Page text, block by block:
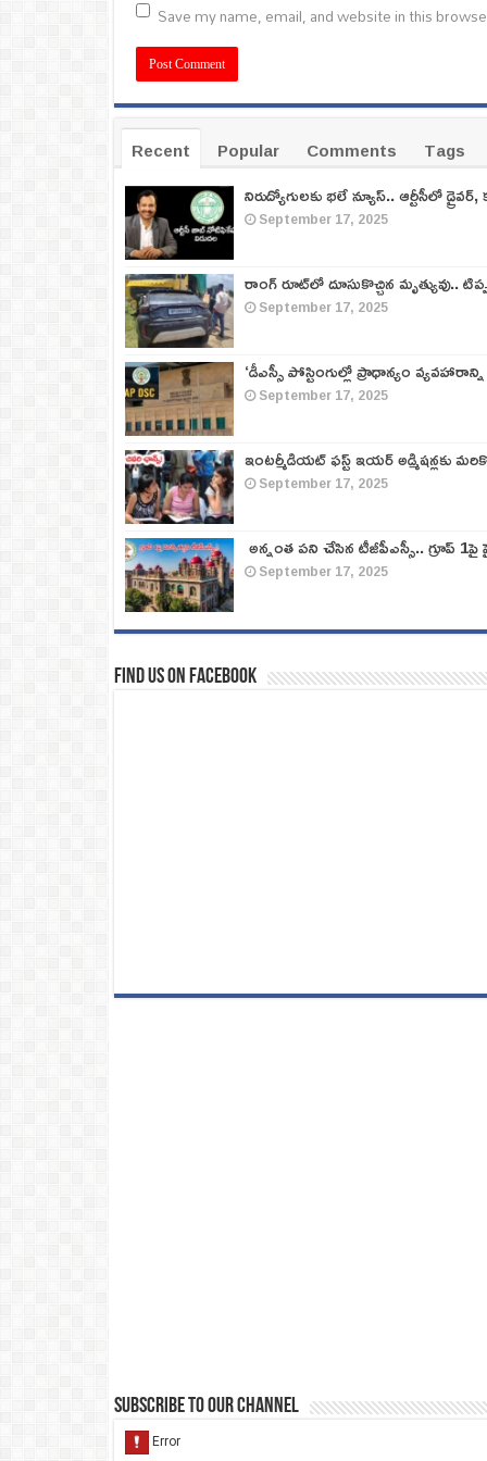
Save my name, email, and website in this
Recent Popular Comments
Tags
నిరుద్యోగులకు భలే న్యూస్.. ఆర్టీసీలో
September 17, 2025
రాంగ్ రూట్‌లో దూసుకొచ్చిన మృత్యువు..
September 17, 2025
‘డీఎస్సీ పోస్టింగుల్లో ప్రాధాన్యం
September 17, 2025
ఇంటర్మీడియట్ ఫస్ట్‌ ఇయర్‌ అడ్మిషన్లకు
September 17, 2025
అన్నంత పని చేసిన టీజీపీఎస్సీ.. గ్రూప్‌
September 17, 2025
Find us on Facebook
Subscribe to our Channel